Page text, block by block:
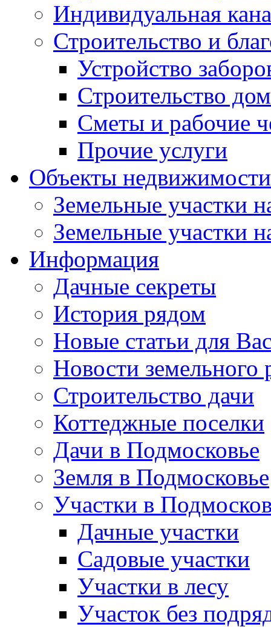
Индивидуальная
Строительство и
Устройство
Строительство
Сметы и рабочие
Прочие услуги
Объекты недвижимости
Земельные участки
Земельные участки
Информация
Дачные секреты
История рядом
Новые статьи для
Новости земельного
Строительство дачи
Коттеджные поселки
Дачи в Подмосковье
Земля в Подмосковье
Участки в
Дачные участки
Садовые участки
Участки в лесу
Участок без